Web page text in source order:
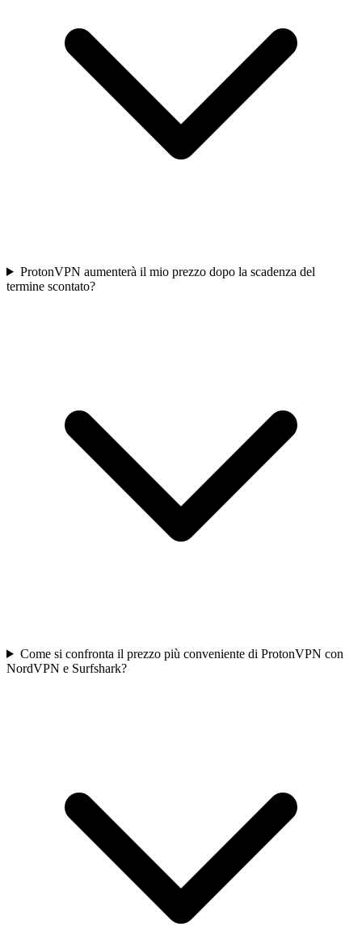
ProtonVPN aumenterà il mio prezzo dopo la scadenza del
termine scontato?
Come si confronta il prezzo più conveniente di ProtonVPN con
NordVPN e Surfshark?